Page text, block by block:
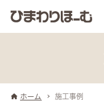
ホーム 施工事例